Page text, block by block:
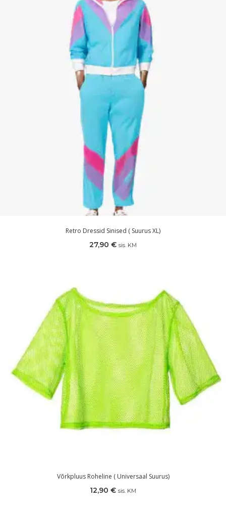
Retro Dressid Sinised ( Suurus XL)
27,90 € sis. KM
Võrkpluus Roheline ( Universaal Suurus)
12,90 € sis. KM